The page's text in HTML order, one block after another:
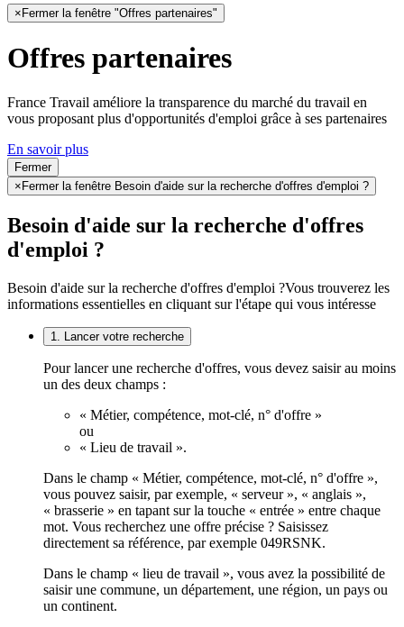
× Fermer la fenêtre "Offres partenaires"
Offres partenaires
France Travail améliore la transparence du marché du travail en
vous proposant plus d'opportunités d'emploi grâce à ses partenaires
En savoir plus
Fermer
× Fermer la fenêtre Besoin d'aide sur la recherche d'offres d'emploi ?
Besoin d'aide sur la recherche d'offres
d'emploi ?
Besoin d'aide sur la recherche d'offres d'emploi ?Vous trouverez les
informations essentielles en cliquant sur l'étape qui vous intéresse
1. Lancer votre recherche
Pour lancer une recherche d'offres, vous devez saisir au moins
un des deux champs :
« Métier, compétence, mot-clé, n° d'offre »
ou
« Lieu de travail ».
Dans le champ « Métier, compétence, mot-clé, n° d'offre »,
vous pouvez saisir, par exemple, « serveur », « anglais »,
« brasserie » en tapant sur la touche « entrée » entre chaque
mot. Vous recherchez une offre précise ? Saisissez
directement sa référence, par exemple 049RSNK.
Dans le champ « lieu de travail », vous avez la possibilité de
saisir une commune, un département, une région, un pays ou
un continent.